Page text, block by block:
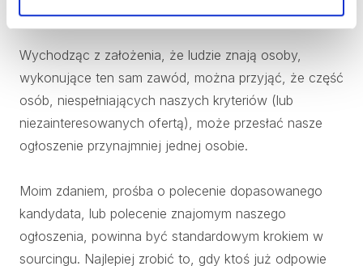
Wychodząc z założenia, że ludzie znają osoby,
wykonujące ten sam zawód, można przyjąć, że część
osób, niespełniających naszych kryteriów (lub
niezainteresowanych ofertą), może przesłać nasze
ogłoszenie przynajmniej jednej osobie.
Moim zdaniem, prośba o polecenie dopasowanego
kandydata, lub polecenie znajomym naszego
ogłoszenia, powinna być standardowym krokiem w
sourcingu. Najlepiej zrobić to, gdy ktoś już odpowie